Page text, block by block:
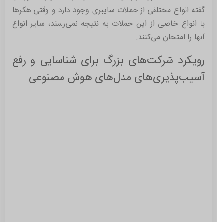
گفته انواع مختلفی از حملات سایبری وجود دارد و وقتی هکرها
با انواع خاصی از این حملات به نتیجه نمی‌رسند، سایر انواع
آنها را امتحان می‌کنند.
رویکرد شرکت‌های بزرگ برای شناسایی و رفع
آسیب‌پذیری‌های مدل‌های هوش مصنوعی